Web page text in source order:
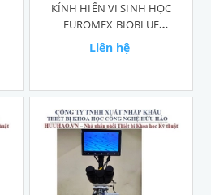
KÍNH HIỂN VI SINH HỌC
EUROMEX BIOBLUE
BB.4260
Liên hệ